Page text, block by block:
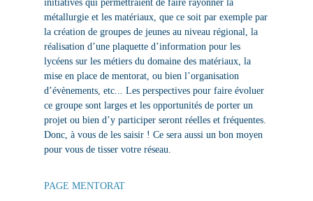
initiatives qui permettraient de faire rayonner la
métallurgie et les matériaux, que ce soit par exemple par
la création de groupes de jeunes au niveau régional, la
réalisation d’une plaquette d’information pour les
lycéens sur les métiers du domaine des matériaux, la
mise en place de mentorat, ou bien l’organisation
d’évènements, etc... Les perspectives pour faire évoluer
ce groupe sont larges et les opportunités de porter un
projet ou bien d’y participer seront réelles et fréquentes.
Donc, à vous de les saisir ! Ce sera aussi un bon moyen
pour vous de tisser votre réseau.
PAGE MENTORAT